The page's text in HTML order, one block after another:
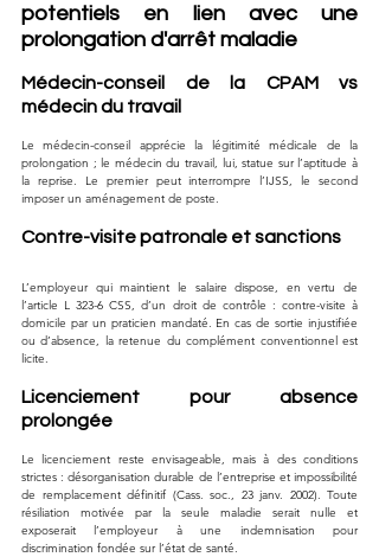
potentiels en lien avec une
prolongation d'arrêt maladie
Médecin-conseil de la CPAM vs
médecin du travail
Le médecin-conseil apprécie la légitimité médicale de la
prolongation ; le médecin du travail, lui, statue sur l’aptitude à
la reprise. Le premier peut interrompre l’IJSS, le second
imposer un aménagement de poste.
Contre-visite patronale et sanctions
L’employeur qui maintient le salaire dispose, en vertu de
l’article L 323-6 CSS, d’un droit de contrôle : contre-visite à
domicile par un praticien mandaté. En cas de sortie injustifiée
ou d’absence, la retenue du complément conventionnel est
licite.
Licenciement pour absence
prolongée
Le licenciement reste envisageable, mais à des conditions
strictes : désorganisation durable de l’entreprise et impossibilité
de remplacement définitif (Cass. soc., 23 janv. 2002). Toute
résiliation motivée par la seule maladie serait nulle et
exposerait l’employeur à une indemnisation pour
discrimination fondée sur l’état de santé.